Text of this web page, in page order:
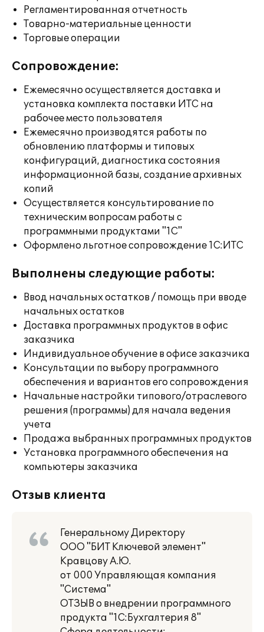
Регламентированная отчетность
Товарно-материальные ценности
Торговые операции
Сопровождение:
Ежемесячно осуществляется доставка и
установка комплекта поставки ИТС на
рабочее место пользователя
Ежемесячно производятся работы по
обновлению платформы и типовых
конфигураций, диагностика состояния
информационной базы, создание архивных
копий
Осуществляется консультирование по
техническим вопросам работы с
программными продуктами "1С"
Оформлено льготное сопровождение 1С:ИТС
Выполнены следующие работы:
Ввод начальных остатков / помощь при вводе
начальных остатков
Доставка программных продуктов в офис
заказчика
Индивидуальное обучение в офисе заказчика
Консультации по выбору программного
обеспечения и вариантов его сопровождения
Начальные настройки типового/отраслевого
решения (программы) для начала ведения
учета
Продажа выбранных программных продуктов
Установка программного обеспечения на
компьютеры заказчика
Отзыв клиента
Генеральному Директору
ООО "БИТ Ключевой элемент"
Кравцову А.Ю.
от 000 Управляющая компания
"Система"
ОТЗЫВ о внедрении программного
продукта "1С:Бухгалтерия 8"